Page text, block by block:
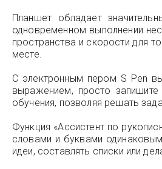
Планшет обладает
одновременном выполнении
пространства и скорости для
месте.
С электронным пером S Pen
выражением, просто
обучения, позволяя решать
Функция «Ассистент по
словами и буквами
идеи, составлять списки или